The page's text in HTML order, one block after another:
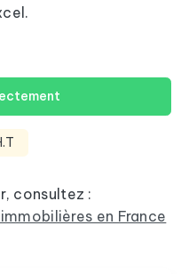
consultez :
en France